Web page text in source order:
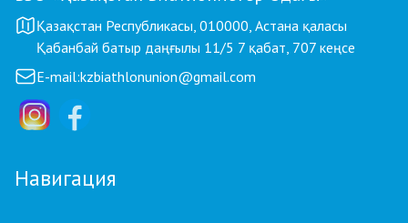
Қазақстан Республикасы, 010000, Астана қаласы
Қабанбай батыр даңғылы 11/5 7 қабат, 707 кеңсе
E-mail:kzbiathlonunion@gmail.com
Навигация